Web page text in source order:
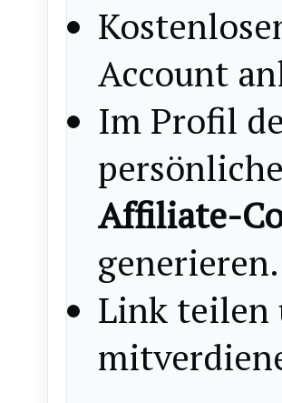
Account
Im Profil
Affiliate-
generieren.
Link teilen